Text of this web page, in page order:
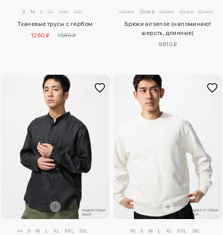
S M L XL XXL 3XL
Тканевые трусы с гербом
1260 ₽
1560 ₽
28inch 29inch 30inch 31inch 32inch
Брюки airsense (напоминают
шерсть, длинные)
9810 ₽
XS S M L XL XXL 3XL XS S M L XL XXL 3XL